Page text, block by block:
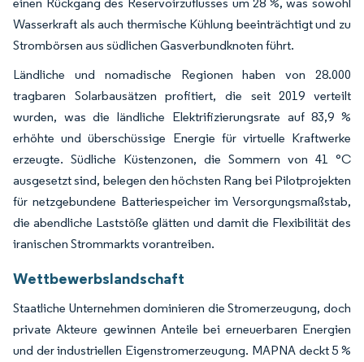
Wasserkraft als auch thermische Kühlung beeinträchtigt und zu
Strombörsen aus südlichen Gasverbundknoten führt.
Ländliche und nomadische Regionen haben von 28.000
tragbaren Solarbausätzen profitiert, die seit 2019 verteilt
wurden, was die ländliche Elektrifizierungsrate auf 83,9 %
erhöhte und überschüssige Energie für virtuelle Kraftwerke
erzeugte. Südliche Küstenzonen, die Sommern von 41 °C
ausgesetzt sind, belegen den höchsten Rang bei Pilotprojekten
für netzgebundene Batteriespeicher im Versorgungsmaßstab,
die abendliche Laststöße glätten und damit die Flexibilität des
iranischen Strommarkts vorantreiben.
Wettbewerbslandschaft
Staatliche Unternehmen dominieren die Stromerzeugung, doch
private Akteure gewinnen Anteile bei erneuerbaren Energien
und der industriellen Eigenstromerzeugung. MAPNA deckt 5 %